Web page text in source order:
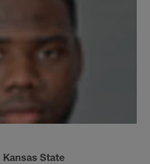
Kansas State